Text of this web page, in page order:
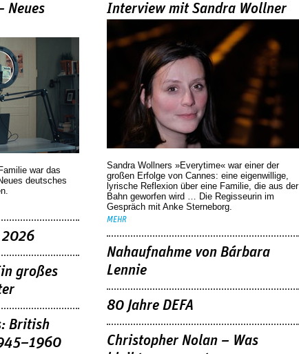
Neues
war das
deutsches
2026
großes
British
Interview mit Sandra Wollner
Sandra Wollners »Everytime« war einer der
großen Erfolge von Cannes: eine eigenwillige,
lyrische Reflexion über eine ­Familie, die aus der
Bahn geworfen wird … Die Regisseurin im
Gespräch mit Anke Sterneborg.
MEHR
Nahaufnahme von Bárbara
Lennie
80 Jahre DEFA
Christopher Nolan – Was